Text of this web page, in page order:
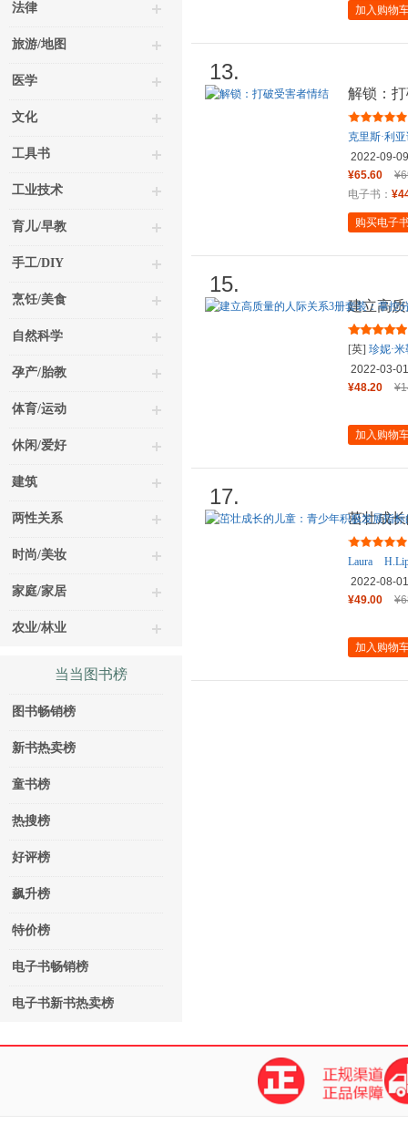
法律
旅游/地图
医学
文化
工具书
工业技术
育儿/早教
手工/DIY
烹饪/美食
自然科学
孕产/胎教
体育/运动
休闲/爱好
建筑
两性关系
时尚/美妆
家庭/家居
农业/林业
当当图书榜
图书畅销榜
新书热卖榜
童书榜
热搜榜
好评榜
飙升榜
特价榜
电子书畅销榜
电子书新书热卖榜
加入购物
13.
解锁：
克里斯·利
2022-09-09
¥65.60
电子书：
购买电子
15.
建立高
+认识你
[英] 珍妮·米
天
著时
2022-03-01
¥48.20
加入购物
17.
茁壮成
界定与
Laura
2022-08-01
¥49.00
加入购物